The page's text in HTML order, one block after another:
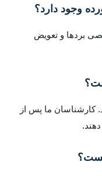
وجود دارد؟
بردها و تعویض
کارشناسان ما پس از